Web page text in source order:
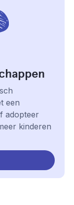
een
adopteer
kinderen